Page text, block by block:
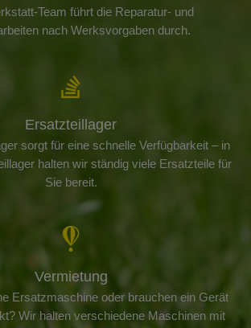
Team führt die Reparatur- und
nach Werksvorgaben durch.
Ersatzteillager
sorgt für eine schnelle Verfügbarkeit – in
halten wir ständig viele Ersatzteile für
Sie bereit.
Vermietung
Ersatzmaschine oder brauchen ein Gerät
Wir halten verschiedene Maschinen mit